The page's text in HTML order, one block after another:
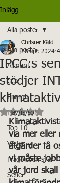
Inlägg
Alla poster
Allmänt
CO2
Energi
Hav/is/sol
Top 10
Väder
Frågor och svar
Serier
Alla poster
IPCC:s
stödjer
Christer Käld
28 apr. 2024
Betygsatt
via mer eller
åtgärder få
vi måste
vår jord